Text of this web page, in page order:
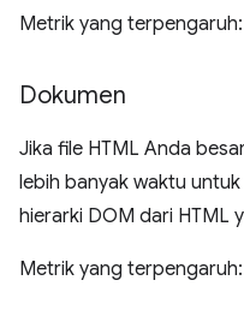
Metrik yang terpengaruh:
Dokumen
Jika file HTML Anda
lebih banyak waktu
hierarki DOM dari HTML
Metrik yang terpengaruh: